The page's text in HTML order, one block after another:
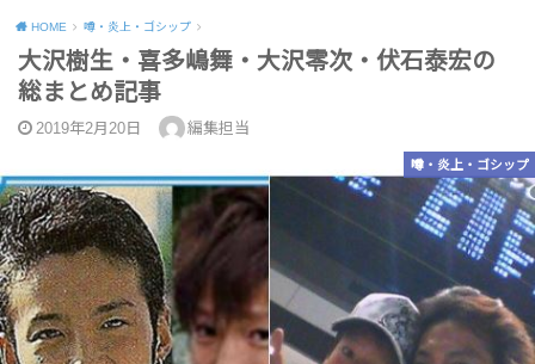
HOME 噂・炎上・ゴシップ
大沢樹生・喜多嶋舞・大沢零次・伏石泰宏の
総まとめ記事
2019年2月20日 編集担当
噂・炎上・ゴシップ